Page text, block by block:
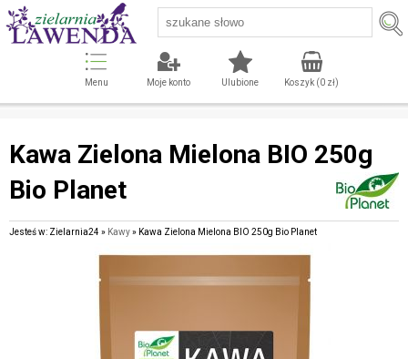
Menu Moje konto Ulubione Koszyk (0zł)
Kawa Zielona Mielona BIO 250g
Bio Planet
Jesteś w: Zielarnia24 » Kawy» Kawa Zielona Mielona BIO 250g Bio Planet